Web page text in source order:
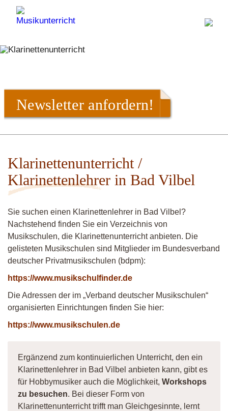
Newsletter anfordern!
Klarinettenunterricht /
Klarinettenlehrer in Bad Vilbel
Sie suchen einen Klarinettenlehrer in Bad Vilbel?
Nachstehend finden Sie ein Verzeichnis von
Musikschulen, die Klarinettenunterricht anbieten. Die
gelisteten Musikschulen sind Mitglieder im Bundesverband
deutscher Privatmusikschulen (bdpm):
https://www.musikschulfinder.de
Die Adressen der im „Verband deutscher Musikschulen“
organisierten Einrichtungen finden Sie hier:
https://www.musikschulen.de
Ergänzend zum kontinuierlichen Unterricht, den ein
Klarinettenlehrer in Bad Vilbel anbieten kann, gibt es
für Hobbymusiker auch die Möglichkeit, Workshops
zu besuchen. Bei dieser Form von
Klarinettenunterricht trifft man Gleichgesinnte, lernt